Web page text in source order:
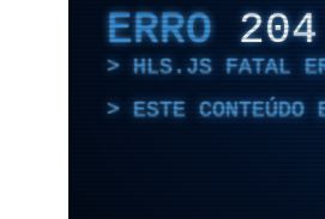
ERRO 204
HLS.JS FATAL
ESTE CONTEÚDO